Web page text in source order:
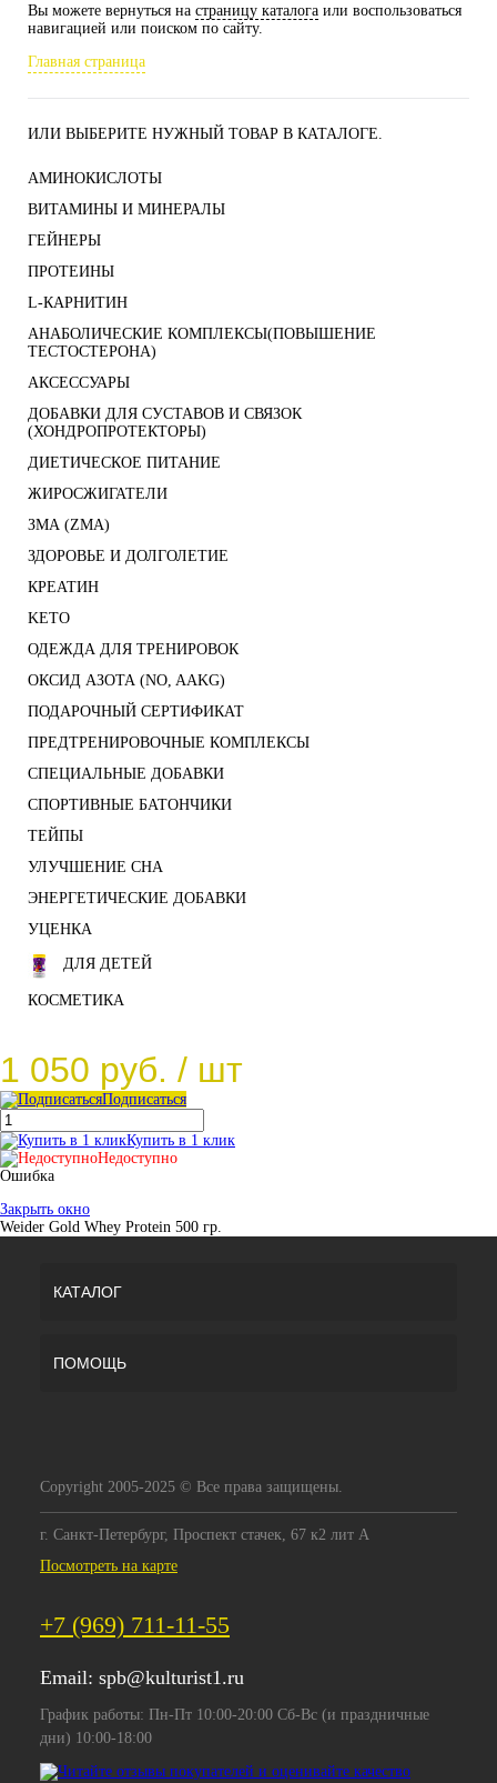
Вы можете вернуться на страницу каталога или воспользоваться
навигацией или поиском по сайту.
Главная страница
ИЛИ ВЫБЕРИТЕ НУЖНЫЙ ТОВАР В КАТАЛОГЕ.
АМИНОКИСЛОТЫ
ВИТАМИНЫ И МИНЕРАЛЫ
ГЕЙНЕРЫ
ПРОТЕИНЫ
L-КАРНИТИН
АНАБОЛИЧЕСКИЕ КОМПЛЕКСЫ(ПОВЫШЕНИЕ
ТЕСТОСТЕРОНА)
АКСЕССУАРЫ
ДОБАВКИ ДЛЯ СУСТАВОВ И СВЯЗОК
(ХОНДРОПРОТЕКТОРЫ)
ДИЕТИЧЕСКОЕ ПИТАНИЕ
ЖИРОСЖИГАТЕЛИ
ЗМА (ZMA)
ЗДОРОВЬЕ И ДОЛГОЛЕТИЕ
КРЕАТИН
KETO
ОДЕЖДА ДЛЯ ТРЕНИРОВОК
ОКСИД АЗОТА (NO, AAKG)
ПОДАРОЧНЫЙ СЕРТИФИКАТ
ПРЕДТРЕНИРОВОЧНЫЕ КОМПЛЕКСЫ
СПЕЦИАЛЬНЫЕ ДОБАВКИ
СПОРТИВНЫЕ БАТОНЧИКИ
ТЕЙПЫ
УЛУЧШЕНИЕ СНА
ЭНЕРГЕТИЧЕСКИЕ ДОБАВКИ
УЦЕНКА
ДЛЯ ДЕТЕЙ
КОСМЕТИКА
1 050 руб. / шт
Подписаться
Купить в 1 клик
Недоступно
Ошибка
Закрыть окно
Weider Gold Whey Protein 500 гр.
КАТАЛОГ
ПОМОЩЬ
Copyright 2005-2025 © Все права защищены.
г. Санкт-Петербург, Проспект стачек, 67 к2 лит А
Посмотреть на карте
+7 (969) 711-11-55
Email: spb@kulturist1.ru
График работы: Пн-Пт 10:00-20:00 Сб-Вс (и праздничные
дни) 10:00-18:00